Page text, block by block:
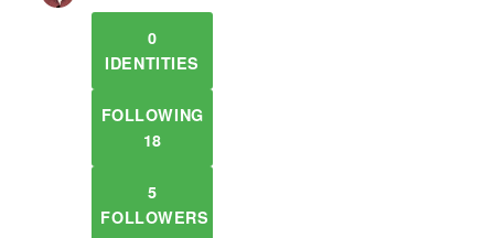
0
IDENTITIES
FOLLOWING
18
5
FOLLOWERS